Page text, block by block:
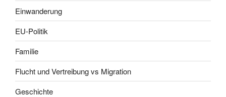
Einwanderung
EU-Politik
Familie
Flucht und Vertreibung vs Migration
Geschichte